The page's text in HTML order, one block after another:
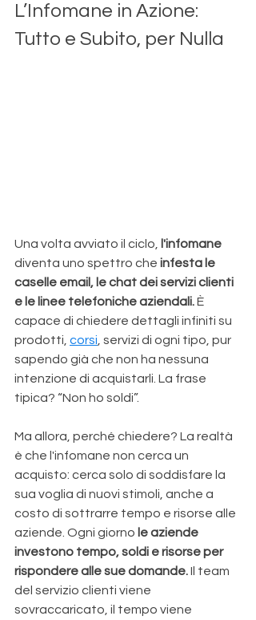
L’Infomane in Azione:
Tutto e Subito, per Nulla
Una volta avviato il ciclo,
l'infomane
diventa uno spettro che infesta le
caselle email, le chat dei servizi clienti
e le linee telefoniche aziendali. È
capace di chiedere dettagli infiniti su
prodotti, corsi , servizi di ogni tipo, pur
sapendo già che non ha nessuna
intenzione di acquistarli. La frase
tipica? “Non ho soldi”.
Ma allora, perché chiedere? La realtà
è che l'infomane non cerca un
acquisto: cerca solo di soddisfare la
sua voglia di nuovi stimoli, anche a
costo di sottrarre tempo e risorse alle
aziende. Ogni giorno le aziende
investono tempo, soldi e risorse per
rispondere alle sue domande. Il team
del servizio clienti viene
sovraccaricato, il tempo viene